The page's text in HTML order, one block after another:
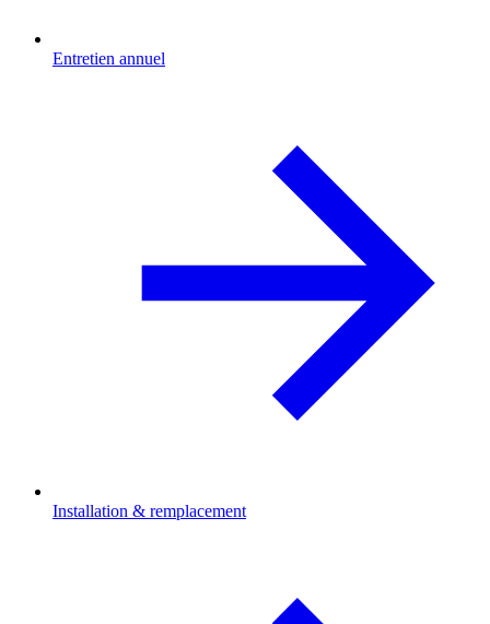
Entretien annuel
Installation & remplacement